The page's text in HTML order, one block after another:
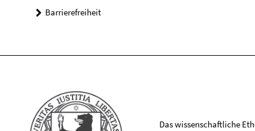
Barrierefreiheit
Das wissenschaftliche